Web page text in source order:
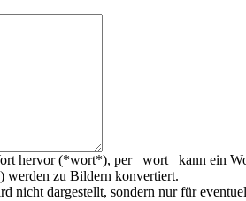
hervor (*wort*), per _wort_ kann ein
werden zu Bildern konvertiert.
nicht dargestellt, sondern nur für